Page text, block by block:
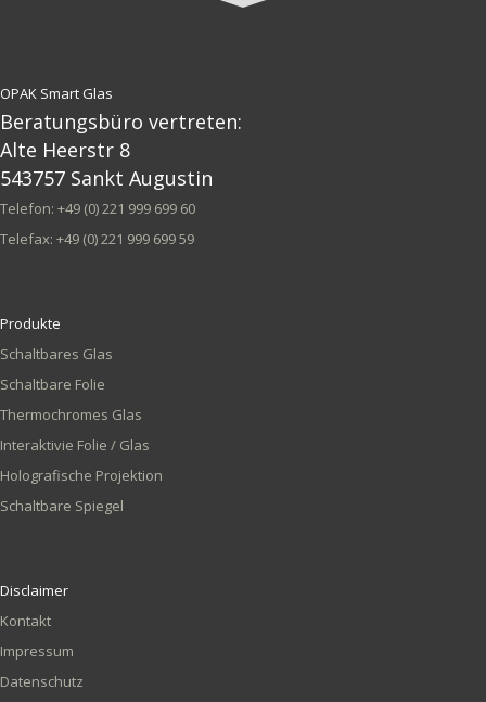
OPAK Smart Glas
Beratungsbüro vertreten:
Alte Heerstr 8
543757 Sankt Augustin
Telefon: +49 (0) 221 999 699 60
Telefax: +49 (0) 221 999 699 59
Produkte
Schaltbares Glas
Schaltbare Folie
Thermochromes Glas
Interaktivie Folie / Glas
Holografische Projektion
Schaltbare Spiegel
Disclaimer
Kontakt
Impressum
Datenschutz